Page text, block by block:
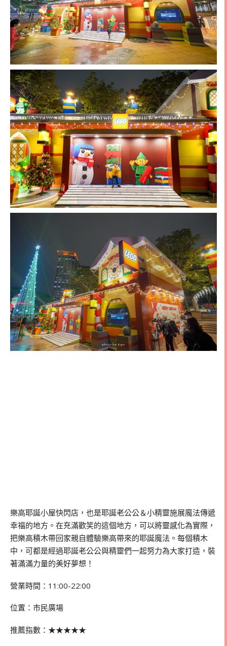
樂高耶誕小屋快閃店，也是耶誕老公公＆小精靈施展魔法傳遞
幸福的地方。在充滿歡笑的這個地方，可以將靈感化為實際，
把樂高積木帶回家親自體驗樂高帶來的耶誕魔法。每個積木
中，可都是經過耶誕老公公與精靈們一起努力為大家打造，裝
著滿滿力量的美好夢想！
營業時間：11:00-22:00
位置：市民廣場
推薦指數： ★★★★★